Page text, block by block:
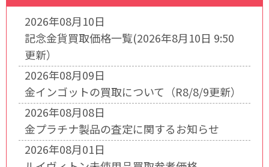
2026年08月10日
記念金貨買取価格一覧(2026年8月10日 9:50
更新）
2026年08月09日
金インゴットの買取について（R8/8/9更新）
2026年08月08日
金プラチナ製品の査定に関するお知らせ
2026年08月01日